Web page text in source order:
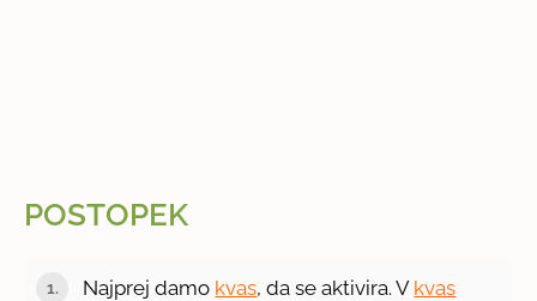
POSTOPEK
Najprej damo kvas, da se aktivira. V kvas